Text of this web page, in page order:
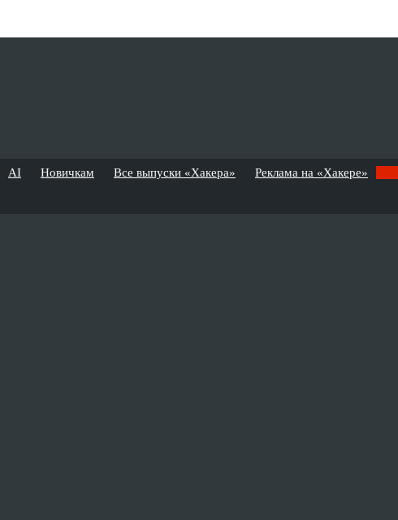
AI Новичкам Все выпуски «Хакера» Реклама на «Хакере»